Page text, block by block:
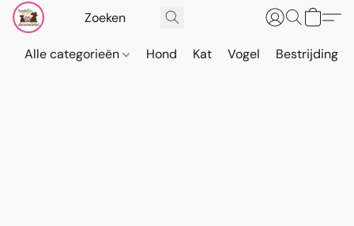
Alle categorieën Hond Kat Vogel Bestrijding